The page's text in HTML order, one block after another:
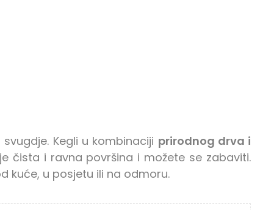
Kegli u kombinaciji prirodnog drva i
čista i ravna površina i možete se zabaviti.
kuće, u posjetu ili na odmoru.